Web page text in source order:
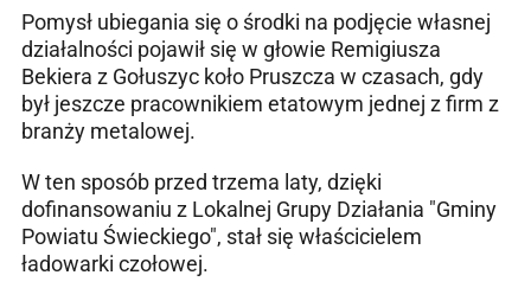
Pomysł ubiegania się o środki na podjęcie własnej
działalności pojawił się w głowie Remigiusza
Bekiera z Gołuszyc koło Pruszcza w czasach, gdy
był jeszcze pracownikiem etatowym jednej z firm z
branży metalowej.
W ten sposób przed trzema laty, dzięki
dofinansowaniu z Lokalnej Grupy Działania "Gminy
Powiatu Świeckiego", stał się właścicielem
ładowarki czołowej.